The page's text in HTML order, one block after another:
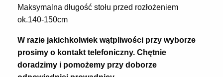
Maksymalna długość stołu przed rozłożeniem
ok.140-150cm
W razie jakichkolwiek wątpliwości przy wyborze
prosimy o kontakt telefoniczny. Chętnie
doradzimy i pomożemy przy doborze